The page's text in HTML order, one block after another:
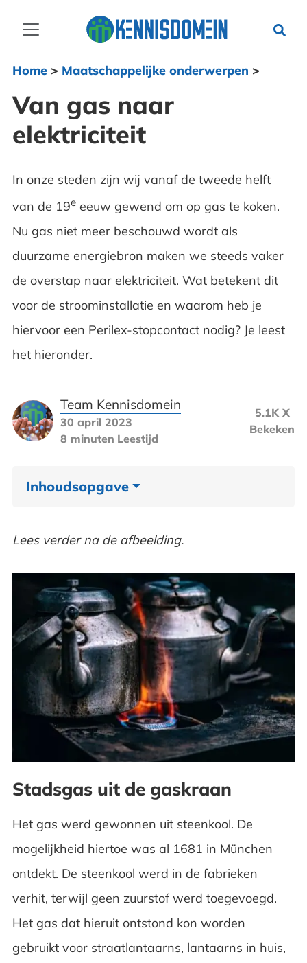
Home> Maatschappelijke onderwerpen >
Van gas naar
elektriciteit
In onze steden zijn wij vanaf de tweede helft
van de 19eeeuw gewend om op gas te koken.
Nu gas niet meer beschouwd wordt als
duurzame energiebron maken we steeds vaker
de overstap naar elektriciteit. Wat betekent dit
voor de stroominstallatie en waarom heb je
hiervoor een Perilex-stopcontact nodig? Je leest
het hieronder.
Team Kennisdomein
30 april 2023
8 minuten Leestijd
5.1K X
Bekeken
Inhoudsopgave
Overstappen naar elektriciteit
De stroominstallatie aanpassen
Fase, aansluitwaarde en Perilex
De Fornuisgroep in je meterkast
Keramisch koken op een dubbele
aansluitwaarde
Voor inductie is vaak een 3-fasen
aansluiting nodig
Veelgestelde vragen
Lees verder na de afbeelding.
Stadsgas uit de gaskraan
Het gas werd gewonnen uit steenkool. De
mogelijkheid hiertoe was al 1681 in München
ontdekt. De steenkool werd in de fabrieken
verhit, terwijl geen zuurstof werd toegevoegd.
Het gas dat hieruit ontstond kon worden
gebruikt voor straatlantaarns, lantaarns in huis,